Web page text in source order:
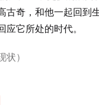
古奇，和他一起回到
它所处的时代。
）